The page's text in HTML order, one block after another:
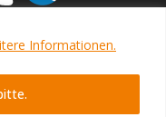
Informationen.